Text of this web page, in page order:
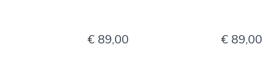
€ 89,00 € 89,00